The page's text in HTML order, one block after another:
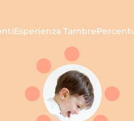
Esperienza Tambre